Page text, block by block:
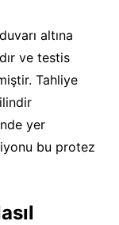
altına
ve testis
Tahliye
yer
bu protez